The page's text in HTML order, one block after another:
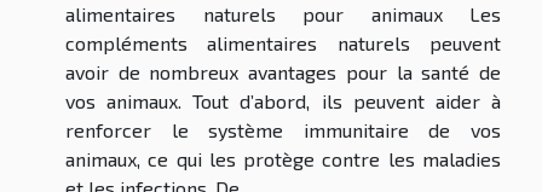
alimentaires naturels pour animaux Les
compléments alimentaires naturels peuvent
avoir de nombreux avantages pour la santé de
vos animaux. Tout d’abord, ils peuvent aider à
renforcer le système immunitaire de vos
animaux, ce qui les protège contre les maladies
et les infections. De...